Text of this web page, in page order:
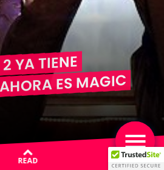
YA TIENE
ES MAGIC
READ